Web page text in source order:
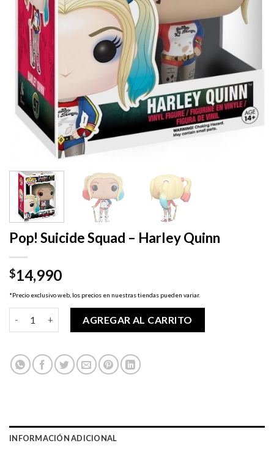
Pop! Suicide Squad – Harley Quinn
$14,990
*Precio exclusivo web, los precios en nuestras tiendas pueden variar.
AGREGAR AL CARRITO
INFORMACIÓN ADICIONAL